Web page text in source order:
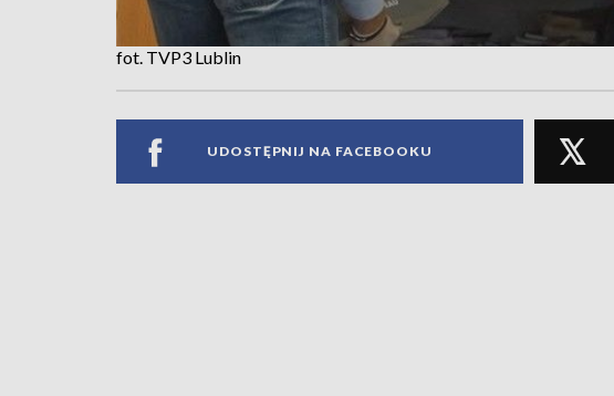
fot. TVP3 Lublin
UDOSTĘPNIJ NA FACEBOOKU